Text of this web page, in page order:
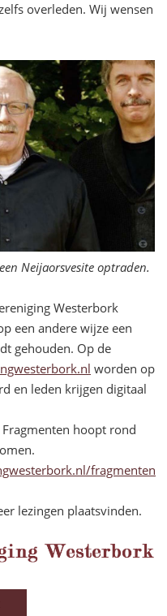
overleden. Wij wensen
Neijaorsvesite optraden.
Westerbork
een andere wijze een
gehouden. Op de
worden op
en leden krijgen digitaal
hoopt rond
fragmenten
lezingen plaatsvinden.